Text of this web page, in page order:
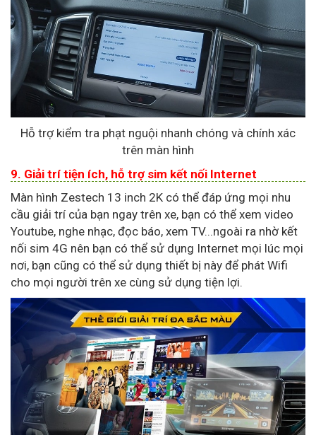
Hỗ trợ kiểm tra phạt nguội nhanh chóng và chính xác
trên màn hình
9. Giải trí tiện ích, hỗ trợ sim kết nối Internet
Màn hình Zestech 13 inch 2K có thể đáp ứng mọi nhu
cầu giải trí của bạn ngay trên xe, bạn có thể xem video
Youtube, nghe nhạc, đọc báo, xem TV...ngoài ra nhờ kết
nối sim 4G nên bạn có thể sử dụng Internet mọi lúc mọi
nơi, bạn cũng có thể sử dụng thiết bị này để phát Wifi
cho mọi người trên xe cùng sử dụng tiện lợi.